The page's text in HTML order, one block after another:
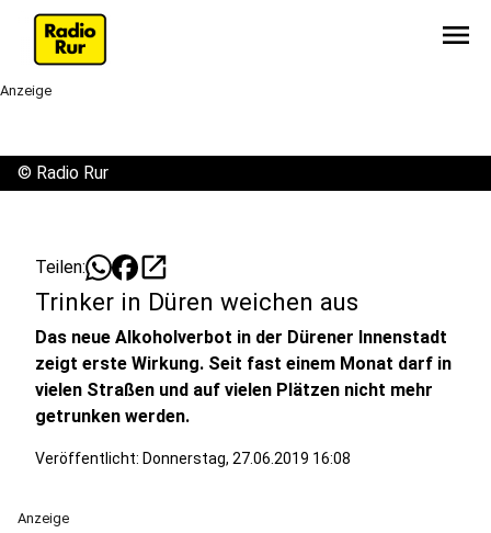
menu
Anzeige
© Radio Rur
Teilen: open_in_new
Trinker in Düren weichen aus
Das neue Alkoholverbot in der Dürener Innenstadt
zeigt erste Wirkung. Seit fast einem Monat darf in
vielen Straßen und auf vielen Plätzen nicht mehr
getrunken werden.
Veröffentlicht: Donnerstag, 27.06.2019 16:08
Anzeige